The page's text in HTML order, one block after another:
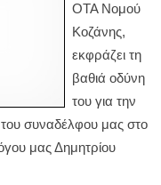
ΟΤΑ Νομού
Κοζάνης,
εκφράζει τη
βαθιά οδύνη
του για την
συναδέλφου μας στο
μας Δημητρίου